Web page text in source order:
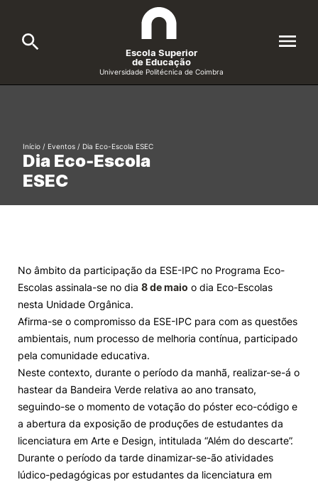
Cursos
Candidatos
Investigação e Projetos
Alunos
Knowledge Factory
Candidaturas
Elogio / Sugestão / Reclamação Contactos Denúncias
Escola Superior
de Educação
Universidade Politécnica de Coimbra
Formative Offer
Dia Eco-Escola
ESEC
Início / Eventos / Dia Eco-Escola ESEC
No âmbito da participação da ESE-IPC no Programa Eco-
Escolas assinala-se no dia 8 de maio o dia Eco-Escolas
nesta Unidade Orgânica.
Afirma-se o compromisso da ESE-IPC para com as questões
ambientais, num processo de melhoria contínua, participado
pela comunidade educativa.
Neste contexto, durante o período da manhã, realizar-se-á o
hastear da Bandeira Verde relativa ao ano transato,
seguindo-se o momento de votação do póster eco-código e
a abertura da exposição de produções de estudantes da
licenciatura em Arte e Design, intitulada “Além do descarte”.
Durante o período da tarde dinamizar-se-ão atividades
lúdico-pedagógicas por estudantes da licenciatura em